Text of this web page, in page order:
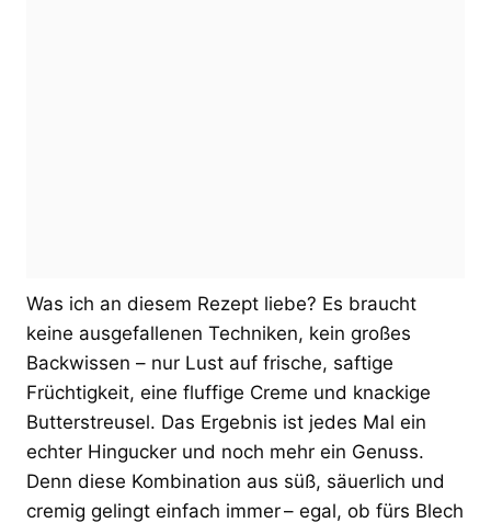
Was ich an diesem Rezept liebe? Es braucht
keine ausgefallenen Techniken, kein großes
Backwissen – nur Lust auf frische, saftige
Früchtigkeit, eine fluffige Creme und knackige
Butterstreusel. Das Ergebnis ist jedes Mal ein
echter Hingucker und noch mehr ein Genuss.
Denn diese Kombination aus süß, säuerlich und
cremig gelingt einfach immer – egal, ob fürs Blech